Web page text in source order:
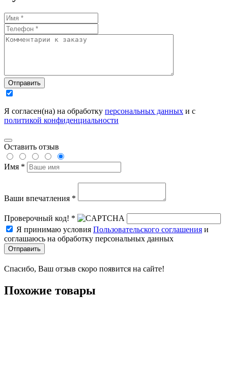
Отправить
Я согласен(на) на обработку персональных данных и с
политикой конфиденциальности
Оставить отзыв
Имя *
Ваши впечатления *
Проверочный код! *
Я принимаю условия Пользовательского соглашения и
соглашаюсь на обработку персональных данных
Отправить
Спасибо, Ваш отзыв скоро появится на сайте!
Похожие товары